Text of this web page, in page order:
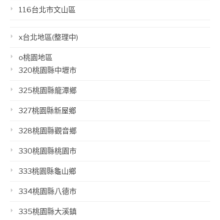
116台北市文山區
x台北地區(整理中)
o桃園地區
320桃園縣中壢市
325桃園縣龍潭鄉
327桃園縣新屋鄉
328桃園縣觀音鄉
330桃園縣桃園市
333桃園縣龜山鄉
334桃園縣八德市
335桃園縣大溪鎮